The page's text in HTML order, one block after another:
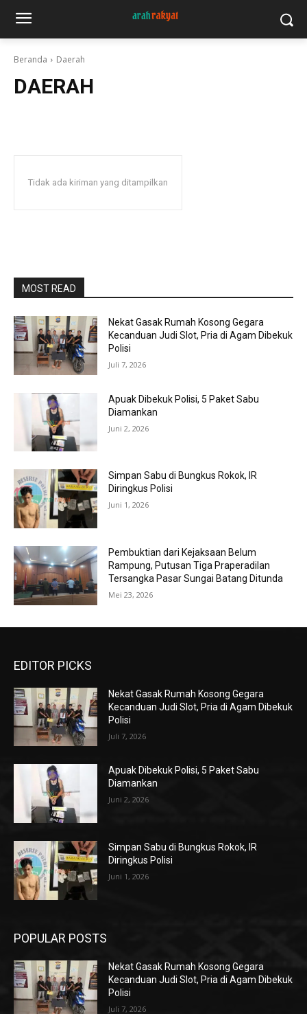
Beranda Daerah
DAERAH
Tidak ada kiriman yang ditampilkan
MOST READ
Nekat Gasak Rumah Kosong Gegara
Kecanduan Judi Slot, Pria di Agam Dibekuk
Polisi
Juli 7, 2026
Apuak Dibekuk Polisi, 5 Paket Sabu
Diamankan
Juni 2, 2026
Simpan Sabu di Bungkus Rokok, IR
Diringkus Polisi
Juni 1, 2026
Pembuktian dari Kejaksaan Belum
Rampung, Putusan Tiga Praperadilan
Tersangka Pasar Sungai Batang Ditunda
Mei 23, 2026
EDITOR PICKS
Nekat Gasak Rumah Kosong Gegara
Kecanduan Judi Slot, Pria di Agam Dibekuk
Polisi
Juli 7, 2026
Apuak Dibekuk Polisi, 5 Paket Sabu
Diamankan
Juni 2, 2026
Simpan Sabu di Bungkus Rokok, IR
Diringkus Polisi
Juni 1, 2026
POPULAR POSTS
Nekat Gasak Rumah Kosong Gegara
Kecanduan Judi Slot, Pria di Agam Dibekuk
Polisi
Juli 7, 2026